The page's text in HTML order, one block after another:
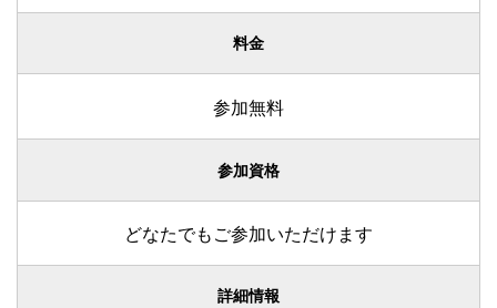
料金
参加無料
参加資格
どなたでもご参加いただけます
詳細情報